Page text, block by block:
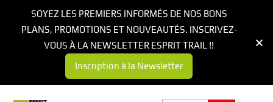
SOYEZ LES PREMIERS INFORMÉS DE NOS BONS
PLANS, PROMOTIONS ET NOUVEAUTÉS. INSCRIVEZ-
VOUS À LA NEWSLETTER ESPRIT TRAIL !!
Inscription à la Newsletter